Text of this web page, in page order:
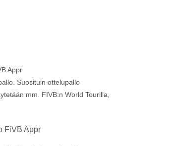
Appr
Suosituin ottelupallo
mm. FIVB:n World Tourilla,
FiVB Appr